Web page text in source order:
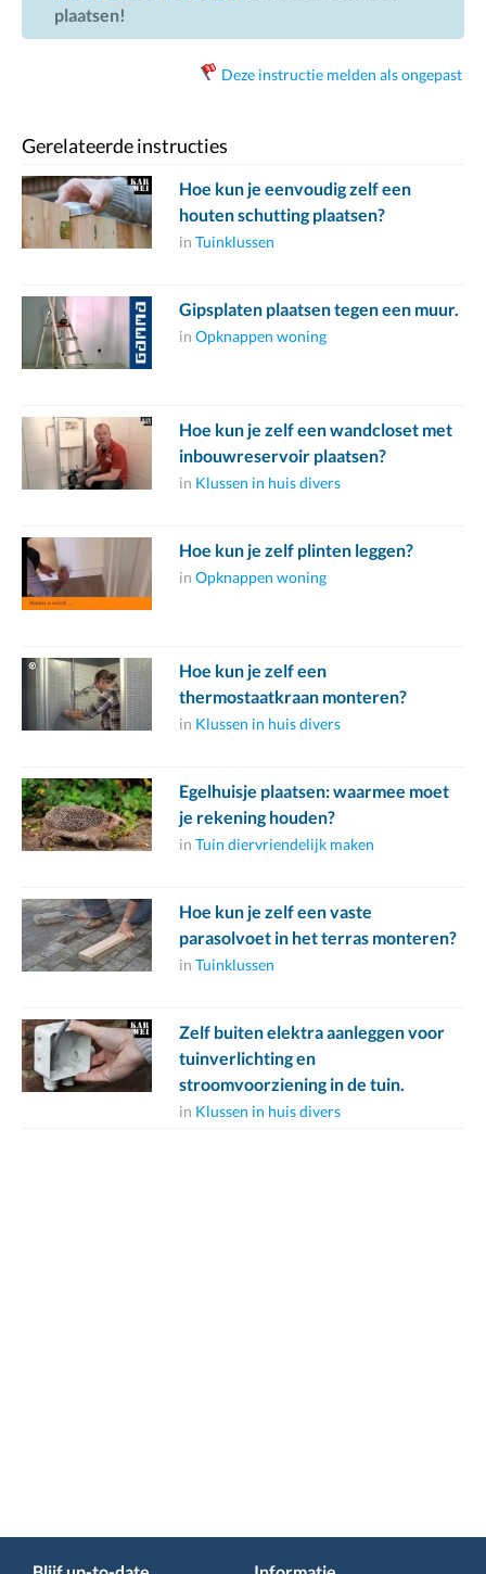
plaatsen!
Deze instructie melden als ongepast
Gerelateerde instructies
Hoe kun je eenvoudig zelf een
houten schutting plaatsen?
in Tuinklussen
Gipsplaten plaatsen tegen een muur.
in Opknappen woning
Hoe kun je zelf een wandcloset met
inbouwreservoir plaatsen?
in Klussen in huis divers
Hoe kun je zelf plinten leggen?
in Opknappen woning
Hoe kun je zelf een
thermostaatkraan monteren?
in Klussen in huis divers
Egelhuisje plaatsen: waarmee moet
je rekening houden?
in Tuin diervriendelijk maken
Hoe kun je zelf een vaste
parasolvoet in het terras monteren?
in Tuinklussen
Zelf buiten elektra aanleggen voor
tuinverlichting en
stroomvoorziening in de tuin.
in Klussen in huis divers